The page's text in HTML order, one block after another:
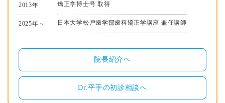
2013年 矯正学博士号 取得
2025年～ 日本大学松戸歯学部歯科矯正学講座 兼任講師
院長紹介へ
Dr.平手の初診相談へ